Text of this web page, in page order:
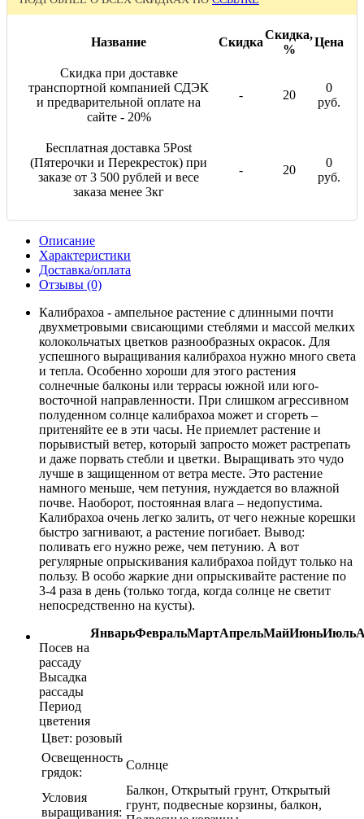
Название Скидка
Скидка,
%
Цена
Скидка при доставке
транспортной компанией СДЭК
и предварительной оплате на
сайте - 20%
- 20
0
руб.
Бесплатная доставка 5Post
(Пятерочки и Перекресток) при
заказе от 3 500 рублей и весе
заказа менее 3кг
- 20
0
руб.
Описание
Характеристики
Доставка/оплата
Отзывы (0)
Калибрахоа - ампельное растение с длинными почти
двухметровыми свисающими стеблями и массой мелких
колокольчатых цветков разнообразных окрасок. Для
успешного выращивания калибрахоа нужно много света
и тепла. Особенно хороши для этого растения
солнечные балконы или террасы южной или юго-
восточной направленности. При слишком агрессивном
полуденном солнце калибрахоа может и сгореть –
притеняйте ее в эти часы. Не приемлет растение и
порывистый ветер, который запросто может растрепать
и даже порвать стебли и цветки. Выращивать это чудо
лучше в защищенном от ветра месте. Это растение
намного меньше, чем петуния, нуждается во влажной
почве. Наоборот, постоянная влага – недопустима.
Калибрахоа очень легко залить, от чего нежные корешки
быстро загнивают, а растение погибает. Вывод:
поливать его нужно реже, чем петунию. А вот
регулярные опрыскивания калибрахоа пойдут только на
пользу. В особо жаркие дни опрыскивайте растение по
3-4 раза в день (только тогда, когда солнце не светит
непосредственно на кусты).
ЯнварьФевральМартАпрельМайИюньИюль
Посев на
рассаду
Высадка
рассады
Период
цветения
Цвет: розовый
Освещенность
грядок:
Солнце
Условия
выращивания:
Балкон, Открытый грунт, Открытый
грунт, подвесные корзины, балкон,